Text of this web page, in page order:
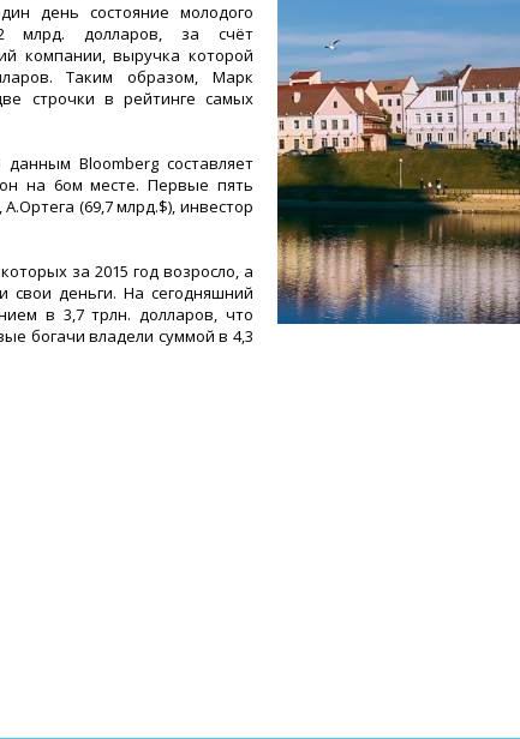
день состояние молодого
млрд. долларов, за счёт
компании, выручка которой
Таким образом, Марк
строчки в рейтинге самых
Bloomberg составляет
на 6ом месте. Первые пять
(69,7 млрд.$), инвестор
за 2015 год возросло, а
свои деньги. На сегодняшний
в 3,7 трлн. долларов, что
богачи владели суммой в 4,3